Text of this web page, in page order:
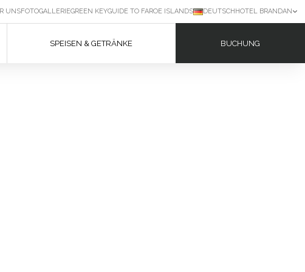
UNSFOTOGALLERIEGREEN KEYGUIDE TO FAROE ISLANDS DEUTSCHHOTEL BRANDAN
SPEISEN & GETRÄNKE BUCHUNG